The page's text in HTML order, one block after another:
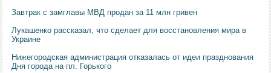
Завтрак с замглавы МВД продан за 11 млн гривен
Лукашенко рассказал, что сделает для восстановления мира в
Украине
Нижегородская администрация отказалась от идеи празднования
Дня города на пл. Горького